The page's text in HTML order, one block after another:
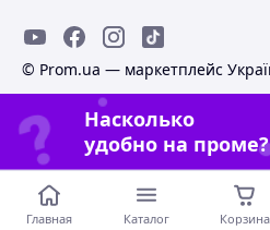
© Prom.ua — маркетплейс
Насколько
удобно на проме?
Главная Каталог Корзина